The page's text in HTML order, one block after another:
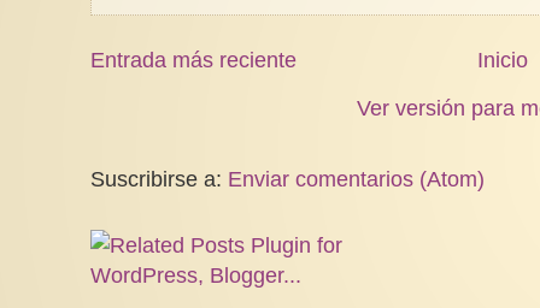
Entrada más reciente
Inicio
Ver versión para
Suscribirse a: Enviar comentarios (Atom)